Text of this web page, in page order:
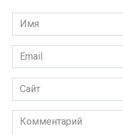
Имя
*
Email
*
Сайт
Комментарий